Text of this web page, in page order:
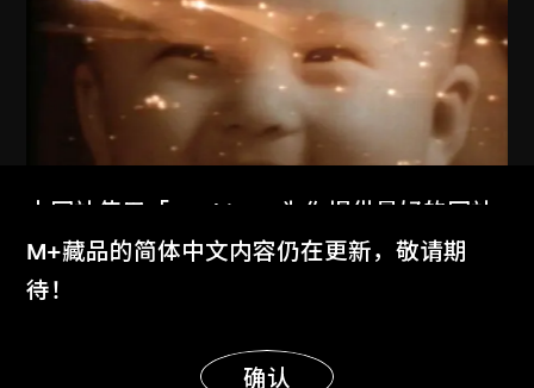
曹愷
六九年之夏
本网站使用「Cookies」为你提供最好的网站
体验。
了解更多
明白
M+藏品的简体中文内容仍在更新，敬请期
待！
确认
显示更多